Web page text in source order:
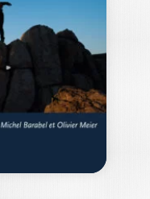
de nous, le
32,00€